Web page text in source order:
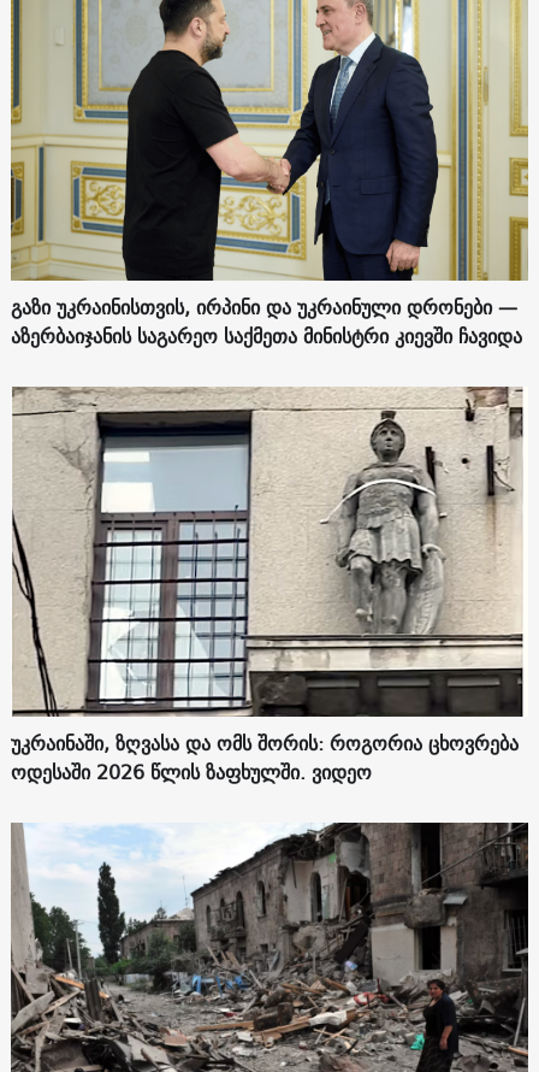
გაზი უკრაინისთვის, ირპინი და უკრაინული დრონები —
აზერბაიჯანის საგარეო საქმეთა მინისტრი კიევში ჩავიდა
უკრაინაში, ზღვასა და ომს შორის: როგორია ცხოვრება
ოდესაში 2026 წლის ზაფხულში. ვიდეო